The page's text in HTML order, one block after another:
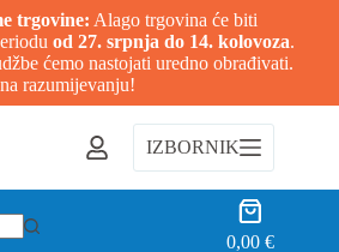
trgovine: Alago trgovina će biti
od 27. srpnja do 14. kolovoza.
ćemo nastojati uredno obrađivati.
razumijevanju!
IZBORNIK
Košarica
0,00€